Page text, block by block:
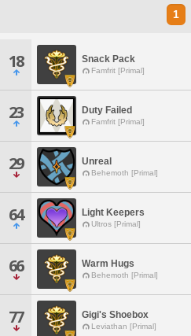
1
18 Snack Pack
Famfrit [Primal]
23 Duty Failed
Famfrit [Primal]
29 Unreal
Behemoth [Primal]
64 Light Keepers
Ultros [Primal]
66 Warm Hugs
Behemoth [Primal]
77 Gigi's Shoebox
Leviathan [Primal]